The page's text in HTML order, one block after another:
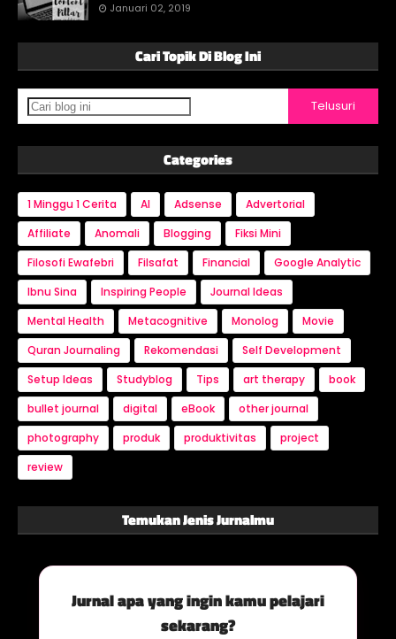
Januari 02, 2019
Cari Topik Di Blog Ini
Categories
1 Minggu 1 Cerita AI Adsense
Advertorial
Affiliate
Anomali Blogging
Fiksi Mini
Filosofi Ewafebri
Filsafat Financial
Google Analytic
Ibnu Sina
Inspiring People
Journal Ideas
Mental Health
Metacognitive Monolog
Movie
Quran Journaling
Rekomendasi
Self Development
Setup Ideas
Studyblog Tips art therapy
book
bullet journal
digital eBook
other journal
photography
produk produktivitas
project
review
Temukan Jenis Jurnalmu
Jurnal apa yang ingin kamu pelajari
sekarang?